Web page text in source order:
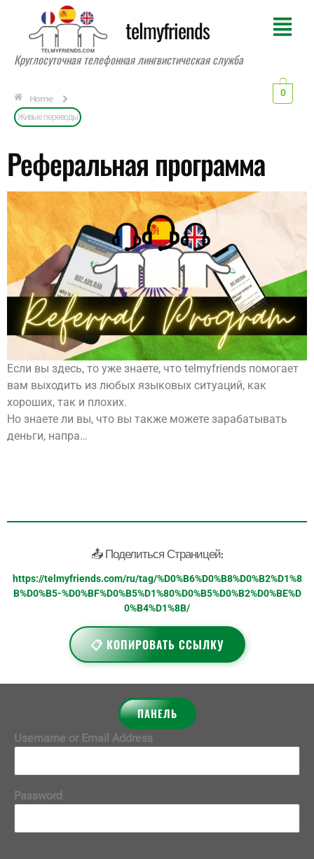
telmyfriends
Круглосуточная телефонная лингвистическая служба
Home
Живые переводы
0
Реферальная программа
Если вы здесь, то уже знаете, что telmyfriends помогает
вам выходить из любых языковых ситуаций, как
хороших, так и плохих.
Но знаете ли вы, что вы также можете зарабатывать
деньги, напра…
📤 Поделиться Страницей:
https://telmyfriends.com/ru/tag/%D0%B6%D0%B8%D0%B2%D1%8
B%D0%B5-%D0%BF%D0%B5%D1%80%D0%B5%D0%B2%D0%BE%D
0%B4%D1%8B/
📋 КОПИРОВАТЬ ССЫЛКУ
ПАНЕЛЬ
Username or Email Address
Password